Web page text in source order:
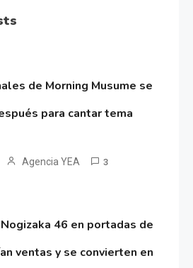
de Morning Musume se
para cantar tema
Agencia YEA 3
46 en portadas de
ventas y se convierten en